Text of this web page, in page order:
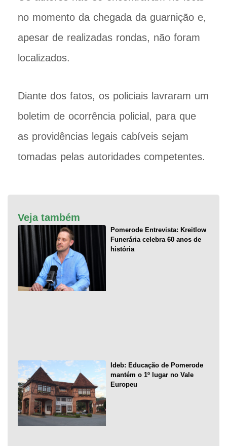
no momento da chegada da guarnição e,
apesar de realizadas rondas, não foram
localizados.
Diante dos fatos, os policiais lavraram um
boletim de ocorrência policial, para que
as providências legais cabíveis sejam
tomadas pelas autoridades competentes.
Veja também
Pomerode Entrevista: Kreitlow
Funerária celebra 60 anos de
história
Ideb: Educação de Pomerode
mantém o 1º lugar no Vale
Europeu